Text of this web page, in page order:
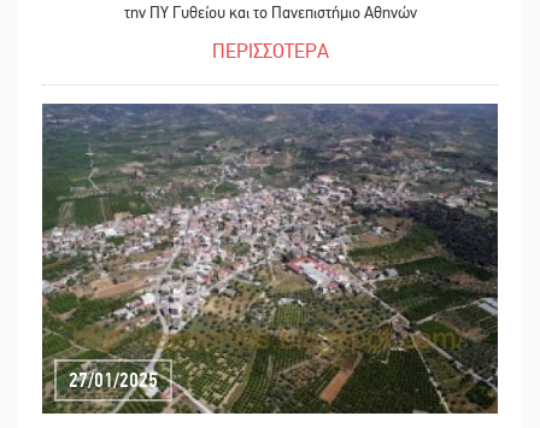
την ΠΥ Γυθείου και το Πανεπιστήμιο Αθηνών
ΠΕΡΙΣΣΟΤΕΡΑ
27/01/2025